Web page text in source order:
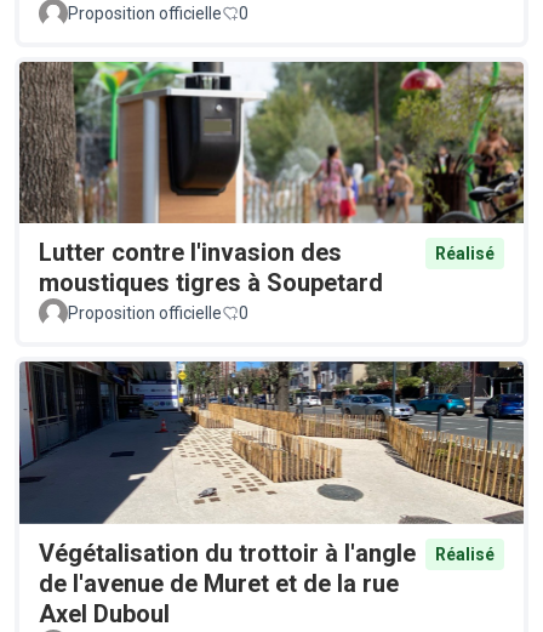
Proposition officielle 0
Lutter contre l'invasion des
moustiques tigres à Soupetard
Réalisé
Proposition officielle 0
Végétalisation du trottoir à l'angle
de l'avenue de Muret et de la rue
Axel Duboul
Réalisé